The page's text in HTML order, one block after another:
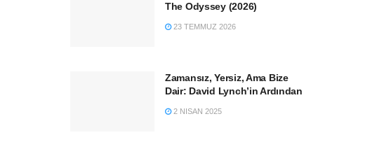
The Odyssey (2026)
23 TEMMUZ 2026
Zamansız, Yersiz, Ama Bize
Dair: David Lynch’in Ardından
2 NISAN 2025